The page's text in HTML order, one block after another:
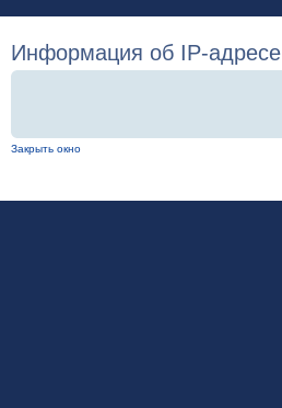
Информация об IP-адресе
Закрыть окно